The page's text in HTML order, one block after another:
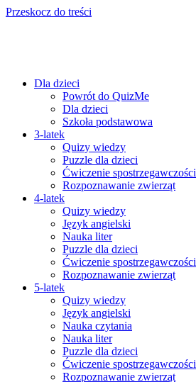
Przeskocz do treści
Dla dzieci
Powrót do QuizMe
Dla dzieci
Szkoła podstawowa
3-latek
Quizy wiedzy
Puzzle dla dzieci
Ćwiczenie spostrzegawczości
Rozpoznawanie zwierząt
4-latek
Quizy wiedzy
Język angielski
Nauka liter
Puzzle dla dzieci
Ćwiczenie spostrzegawczości
Rozpoznawanie zwierząt
5-latek
Quizy wiedzy
Język angielski
Nauka czytania
Nauka liter
Puzzle dla dzieci
Ćwiczenie spostrzegawczości
Rozpoznawanie zwierząt